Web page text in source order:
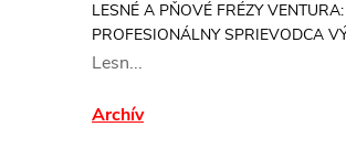
LESNÉ A PŇOVÉ FRÉZY VENTURA:
PROFESIONÁLNY SPRIEVODCA
Lesn...
Archív